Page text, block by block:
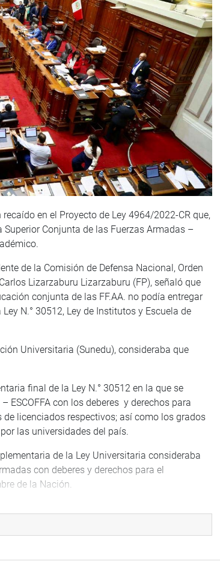
en el Proyecto de Ley 4964/2022-CR que,
Conjunta de las Fuerzas Armadas –
de la Comisión de Defensa Nacional, Orden
Lizarzaburu Lizarzaburu (FP), señaló que
conjunta de las FF.AA. no podía entregar
N.° 30512, Ley de Institutos y Escuela de
Universitaria (Sunedu), consideraba que
final de la Ley N.° 30512 en la que se
ESCOFFA con los deberes y derechos para
licenciados respectivos; así como los grados
las universidades del país.
de la Ley Universitaria consideraba
con deberes y derechos para el
de la Nación.
desde el 2008, adecuará su plan de estudios
previa a solicitud del congresista Elías
de Educación, Juventud y Deporte. Sin